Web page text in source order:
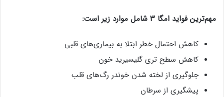
مهم‌ترین فواید امگا ۳ شامل موارد زیر است:
کاهش احتمال خطر ابتلا به بیماری‌های قلبی
کاهش سطح تری گلیسیرید خون
جلوگیری از لخته شدن خوندر رگ‌های قلب
پیشگیری از سرطان